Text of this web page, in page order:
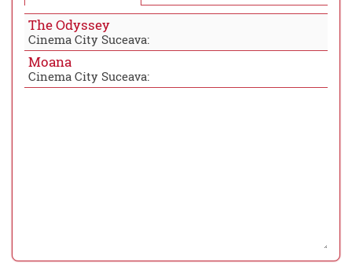
The Odyssey
Cinema City Suceava:
Moana
Cinema City Suceava: